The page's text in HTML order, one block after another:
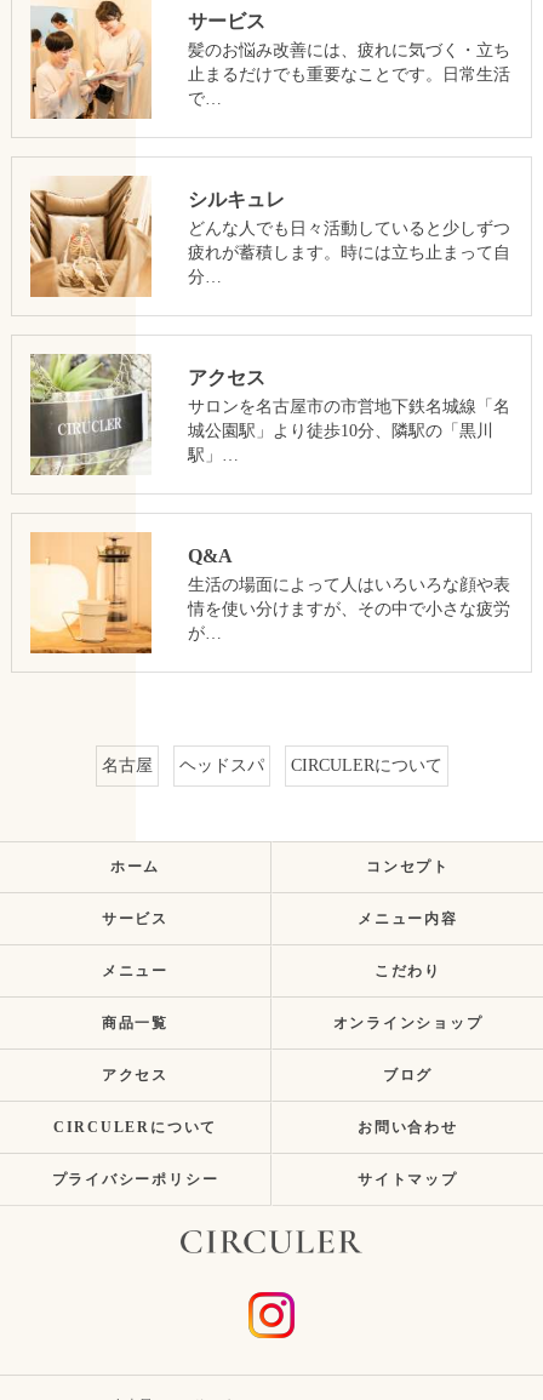
サービス
髪のお悩み改善には、疲れに気づく・立ち
止まるだけでも重要なことです。日常生活
で…
シルキュレ
どんな人でも日々活動していると少しずつ
疲れが蓄積します。時には立ち止まって自
分…
アクセス
サロンを名古屋市の市営地下鉄名城線「名
城公園駅」より徒歩10分、隣駅の「黒川
駅」…
Q&A
生活の場面によって人はいろいろな顔や表
情を使い分けますが、その中で小さな疲労
が…
名古屋 ヘッドスパ CIRCULERについて
ホーム コンセプト
サービス メニュー内容
メニュー こだわり
商品一覧 オンラインショップ
アクセス ブログ
CIRCULERについて お問い合わせ
プライバシーポリシー サイトマップ